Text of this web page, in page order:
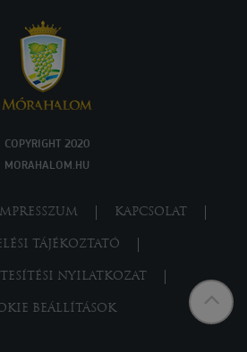
COPYRIGHT 2020
MORAHALOM.HU
KAPCSOLAT
TÁJÉKOZTATÓ
NYILATKOZAT
BEÁLLÍTÁSOK